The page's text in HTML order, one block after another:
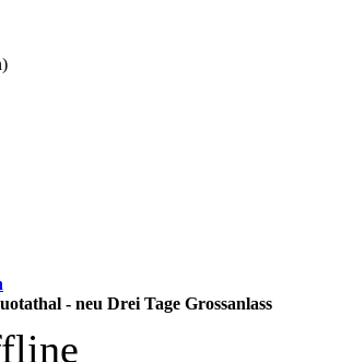
- neu Drei Tage Grossanlass